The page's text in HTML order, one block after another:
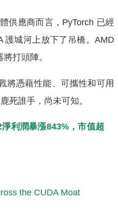
供應商而言，PyTorch 已經
護城河上放下了吊橋。AMD
打頭陣。
將憑藉性能、可攜性和可用
死誰手，尚未可知。
淨利潤暴漲843%，市值超
the CUDA Moat